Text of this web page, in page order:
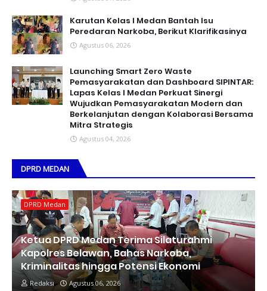
Karutan Kelas I Medan Bantah Isu
Peredaran Narkoba, Berikut Klarifikasinya
Agustus 06, 2026
Launching Smart Zero Waste
Pemasyarakatan dan Dashboard SIPINTAR:
Lapas Kelas I Medan Perkuat Sinergi
Wujudkan Pemasyarakatan Modern dan
Berkelanjutan dengan Kolaborasi Bersama
Mitra Strategis
Agustus 04, 2026
DPRD MEDAN
DPRD Medan
Ketua DPRD Medan Terima Silaturahmi
Kapolres Belawan, Bahas Narkoba,
Kriminalitas hingga Potensi Ekonomi
Redaksi Agustus 06, 2026